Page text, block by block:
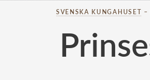
SVENSKA KUNGAHUSET –